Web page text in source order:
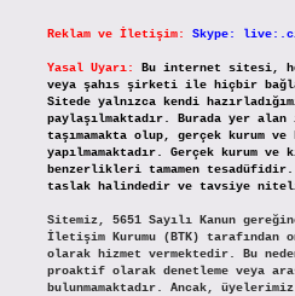
Reklam ve İletişim: Skype:
Yasal Uyarı:
Bu internet sitesi,
veya şahıs şirketi ile hiçbir
Sitede yalnızca kendi
paylaşılmaktadır. Burada yer
taşımamakta olup, gerçek kurum
yapılmamaktadır. Gerçek kurum
benzerlikleri tamamen
taslak halindedir ve tavsiye
Sitemiz, 5651 Sayılı Kanun
İletişim Kurumu (BTK) tarafından
olarak hizmet vermektedir. Bu
proaktif olarak denetleme veya
bulunmamaktadır. Ancak,